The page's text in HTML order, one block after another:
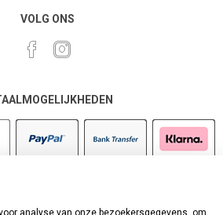
VOLG ONS
analyse van onze bezoekersgegevens, om